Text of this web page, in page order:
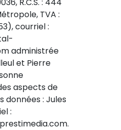
TVA :
courriel :
administrée
et Pierre
aspects de
données : Jules
: